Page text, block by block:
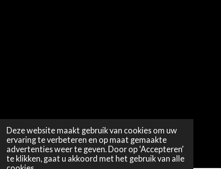
Deze website maakt gebruik van cookies om uw
ervaring te verbeteren en op maat gemaakte
advertenties weer te geven. Door op ‘Accepteren’
te klikken, gaat u akkoord met het gebruik van alle